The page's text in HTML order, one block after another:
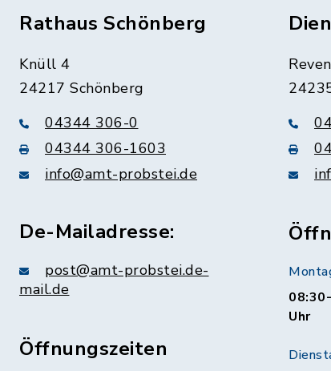
Rathaus Schönberg
Knüll 4
24217 Schönberg
04344 306-0
04344 306-1603
info@amt-probstei.de
De-Mailadresse:
post@amt-probstei.de-
mail.de
Öffnungszeiten
Uhr